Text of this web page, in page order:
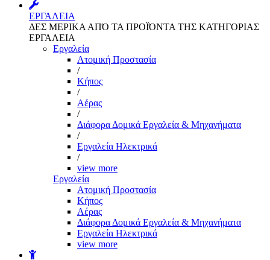
ΕΡΓΑΛΕΙΑ
ΔΕΣ ΜΕΡΙΚΑ ΑΠΌ ΤΑ ΠΡΟΪΌΝΤΑ ΤΗΣ ΚΑΤΗΓΟΡΙΑΣ
ΕΡΓΑΛΕΙΑ
Εργαλεία
Aτομική Προστασία
/
Kήπος
/
Αέρας
/
Διάφορα Δομικά Εργαλεία & Μηχανήματα
/
Εργαλεία Ηλεκτρικά
/
view more
Εργαλεία
Aτομική Προστασία
Kήπος
Αέρας
Διάφορα Δομικά Εργαλεία & Μηχανήματα
Εργαλεία Ηλεκτρικά
view more